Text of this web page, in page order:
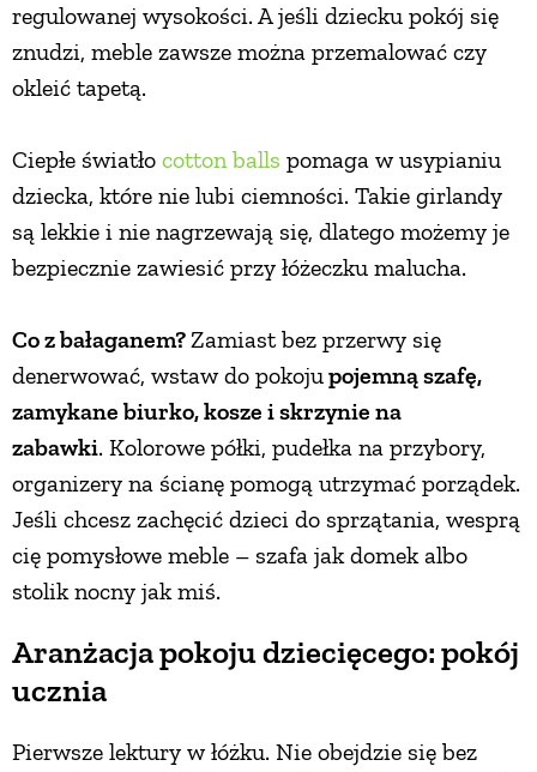
regulowanej wysokości. A jeśli dziecku pokój się
znudzi, meble zawsze można przemalować czy
okleić tapetą.
Ciepłe światło cotton balls pomaga w usypianiu
dziecka, które nie lubi ciemności. Takie girlandy
są lekkie i nie nagrzewają się, dlatego możemy je
bezpiecznie zawiesić przy łóżeczku malucha.
Co z bałaganem?Zamiast bez przerwy się
denerwować, wstaw do pokojupojemną szafę,
zamykane biurko, kosze i skrzynie na
zabawki. Kolorowe półki, pudełka na przybory,
organizery na ścianę pomogą utrzymać porządek.
Jeśli chcesz zachęcić dzieci do sprzątania, wesprą
cię pomysłowe meble – szafa jak domek albo
stolik nocny jak miś.
Aranżacja pokoju dziecięcego: pokój
ucznia
Pierwsze lektury w łóżku. Nie obejdzie się bez